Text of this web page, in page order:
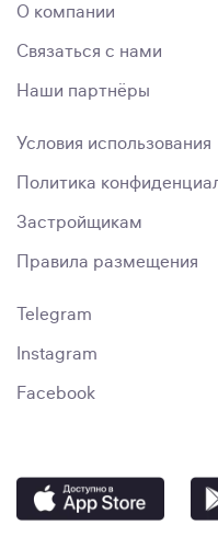
О компании
Связаться с нами
Наши партнёры
Условия использования
Политика
Застройщикам
Правила размещения
Telegram
Instagram
Facebook